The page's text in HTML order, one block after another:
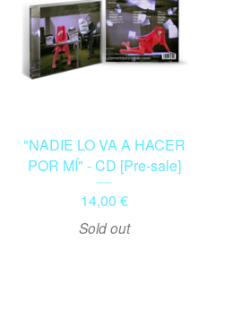
"NADIE LO VA A HACER
POR MÍ" - CD [Pre-sale]
14,00 €
Sold out
☀️